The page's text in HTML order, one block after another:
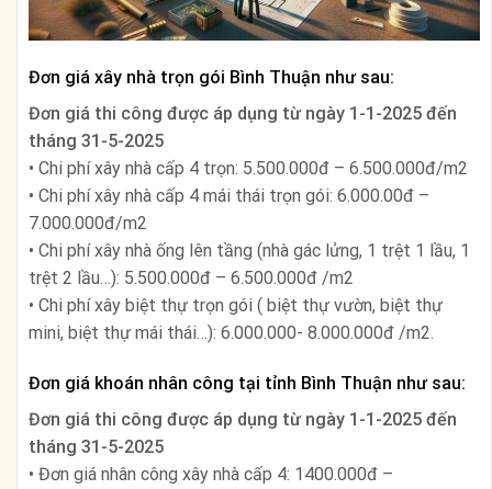
Đơn giá xây nhà trọn gói Bình Thuận như sau:
Đơn giá thi công được áp dụng từ ngày 1-1-2025 đến
tháng 31-5-2025
• Chi phí xây nhà cấp 4 trọn: 5.500.000đ – 6.500.000đ/m2
• Chi phí xây nhà cấp 4 mái thái trọn gói: 6.000.00đ –
7.000.000đ/m2
• Chi phí xây nhà ống lên tầng (nhà gác lửng, 1 trệt 1 lầu, 1
trệt 2 lầu…): 5.500.000đ – 6.500.000đ /m2
• Chi phí xây biệt thự trọn gói ( biệt thự vườn, biệt thự
mini, biệt thự mái thái…): 6.000.000- 8.000.000đ /m2.
Đơn giá khoán nhân công tại tỉnh Bình Thuận như sau:
Đơn giá thi công được áp dụng từ ngày 1-1-2025 đến
tháng 31-5-2025
• Đơn giá nhân công xây nhà cấp 4: 1400.000đ –